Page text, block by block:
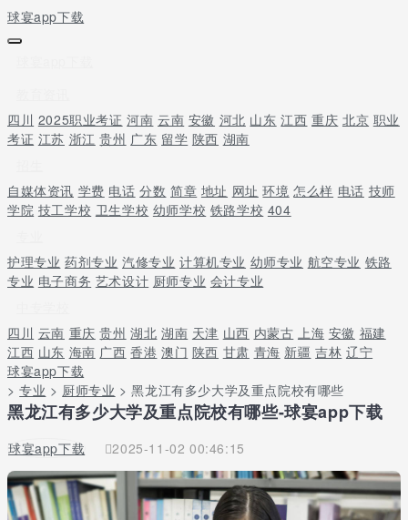
球宴app下载
四川 2025职业考证 河南 云南 安徽 河北 山东 江西 重庆 北京 职业
考证 江苏 浙江 贵州 广东 留学 陕西 湖南
自媒体资讯 学费 电话 分数 简章 地址 网址 环境 怎么样 电话 技师
学院 技工学校 卫生学校 幼师学校 铁路学校 404
护理专业 药剂专业 汽修专业 计算机专业 幼师专业 航空专业 铁路
专业 电子商务 艺术设计 厨师专业 会计专业
四川 云南 重庆 贵州 湖北 湖南 天津 山西 内蒙古 上海 安徽 福建
江西 山东 海南 广西 香港 澳门 陕西 甘肃 青海 新疆 吉林 辽宁
球宴app下载
>专业 > 厨师专业 > 黑龙江有多少大学及重点院校有哪些
黑龙江有多少大学及重点院校有哪些-球宴app下载
球宴app下载 2025-11-02 00:46:15